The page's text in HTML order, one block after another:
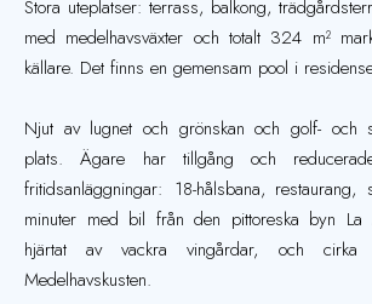
Stora uteplatser: terrass, balkong,
med medelhavsväxter och totalt 324 m²
källare. Det finns en gemensam pool i
Njut av lugnet och grönskan och golf- och
plats. Ägare har tillgång och
fritidsanläggningar: 18-hålsbana,
minuter med bil från den pittoreska byn La
hjärtat av vackra vingårdar, och
Medelhavskusten.